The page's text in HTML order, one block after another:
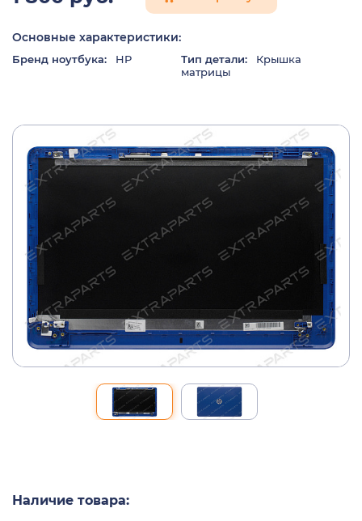
Основные характеристики:
Бренд ноутбука: HP Тип детали:
Крышка
матрицы
Наличие товара: